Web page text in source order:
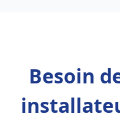
Besoin